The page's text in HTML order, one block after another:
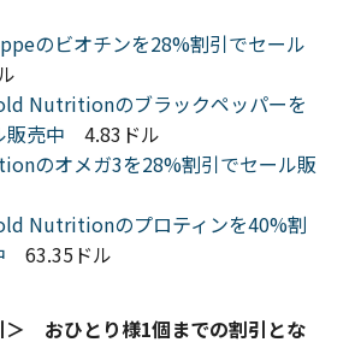
のビオチンを28%割引でセール
Nutritionのブラックペッパーを
販売中 4.83ドル
のオメガ3を28%割引でセール販
Nutritionのプロティンを40%割
63.35ドル
＞ おひとり様1個までの割引とな